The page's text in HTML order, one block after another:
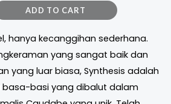
ADD TO CART
hanya kecanggihan sederhana.
yang sangat baik dan
yang luar biasa, Synthesis adalah
basi yang dibalut dalam